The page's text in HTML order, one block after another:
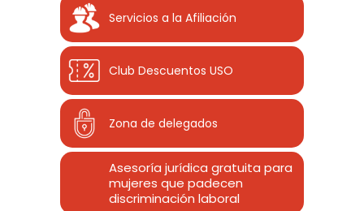
Servicios a la Afiliación
Club Descuentos USO
Zona de delegados
Asesoría jurídica gratuita para
mujeres que padecen
discriminación laboral